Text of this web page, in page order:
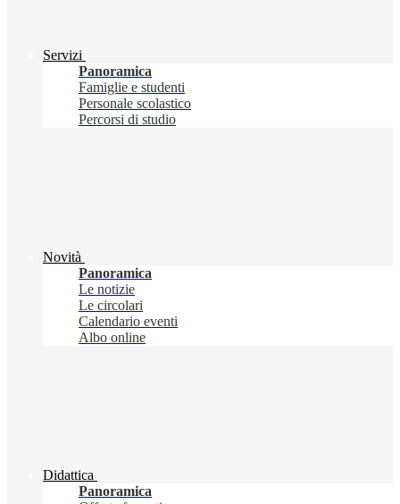
Servizi
Panoramica
Famiglie e studenti
Personale scolastico
Percorsi di studio
Novità
Panoramica
Le notizie
Le circolari
Calendario eventi
Albo online
Didattica
Panoramica